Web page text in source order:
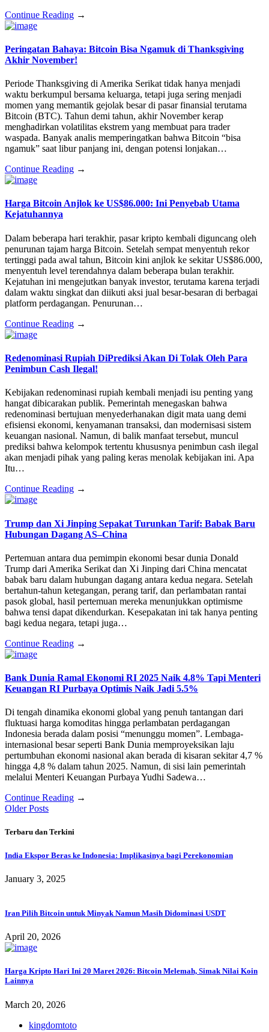
Continue Reading →
Peringatan Bahaya: Bitcoin Bisa Ngamuk di Thanksgiving
Akhir November!
Periode Thanksgiving di Amerika Serikat tidak hanya menjadi
waktu berkumpul bersama keluarga, tetapi juga sering menjadi
momen yang memantik gejolak besar di pasar finansial terutama
Bitcoin (BTC). Tahun demi tahun, akhir November kerap
menghadirkan volatilitas ekstrem yang membuat para trader
waspada. Banyak analis memperingatkan bahwa Bitcoin “bisa
ngamuk” saat libur panjang ini, dengan potensi lonjakan…
Continue Reading →
Harga Bitcoin Anjlok ke US$86.000: Ini Penyebab Utama
Kejatuhannya
Dalam beberapa hari terakhir, pasar kripto kembali diguncang oleh
penurunan tajam harga Bitcoin. Setelah sempat menyentuh rekor
tertinggi pada awal tahun, Bitcoin kini anjlok ke sekitar US$86.000,
menyentuh level terendahnya dalam beberapa bulan terakhir.
Kejatuhan ini mengejutkan banyak investor, terutama karena terjadi
dalam waktu singkat dan diikuti aksi jual besar-besaran di berbagai
platform perdagangan. Penurunan…
Continue Reading →
Redenominasi Rupiah DiPrediksi Akan Di Tolak Oleh Para
Penimbun Cash Ilegal!
Kebijakan redenominasi rupiah kembali menjadi isu penting yang
hangat dibicarakan publik. Pemerintah menegaskan bahwa
redenominasi bertujuan menyederhanakan digit mata uang demi
efisiensi ekonomi, kenyamanan transaksi, dan modernisasi sistem
keuangan nasional. Namun, di balik manfaat tersebut, muncul
prediksi bahwa kelompok tertentu khususnya penimbun cash ilegal
akan menjadi pihak yang paling keras menolak kebijakan ini. Apa
Itu…
Continue Reading →
Trump dan Xi Jinping Sepakat Turunkan Tarif: Babak Baru
Hubungan Dagang AS–China
Pertemuan antara dua pemimpin ekonomi besar dunia Donald
Trump dari Amerika Serikat dan Xi Jinping dari China mencatat
babak baru dalam hubungan dagang antara kedua negara. Setelah
bertahun-tahun ketegangan, perang tarif, dan perlambatan rantai
pasok global, hasil pertemuan mereka menunjukkan optimisme
bahwa tensi dapat dikendurkan. Kesepakatan ini tak hanya penting
bagi kedua negara, tetapi juga…
Continue Reading →
Bank Dunia Ramal Ekonomi RI 2025 Naik 4.8% Tapi Menteri
Keuangan RI Purbaya Optimis Naik Jadi 5.5%
Di tengah dinamika ekonomi global yang penuh tantangan dari
fluktuasi harga komoditas hingga perlambatan perdagangan
Indonesia berada dalam posisi “menunggu momen”. Lembaga-
internasional besar seperti Bank Dunia memproyeksikan laju
pertumbuhan ekonomi nasional akan berada di kisaran sekitar 4,7 %
hingga 4,8 % dalam tahun 2025. Namun, di sisi lain pemerintah
melalui Menteri Keuangan Purbaya Yudhi Sadewa…
Continue Reading →
Posts
Older Posts
Terbaru dan Terkini
India Ekspor Beras ke Indonesia: Implikasinya bagi Perekonomian
January 3, 2025
Iran Pilih Bitcoin untuk Minyak Namun Masih Didominasi USDT
April 20, 2026
Harga Kripto Hari Ini 20 Maret 2026: Bitcoin Melemah, Simak Nilai Koin
Lainnya
March 20, 2026
kingdomtoto